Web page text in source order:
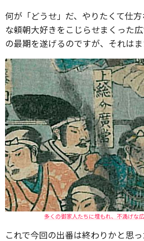
何が「どうせ」だ、やりたくて仕
な頼朝大好きをこじらせまくった
の最期を遂げるのですが、それはま
多くの御家人たちに埋もれ、不満げな
これで今回の出番は終わりかと思